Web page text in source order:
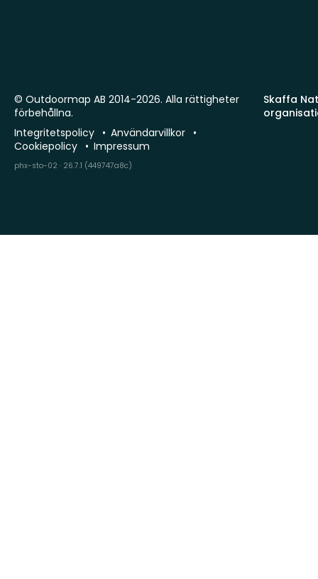
Skaffa
© Outdoormap AB 2014-2026. Alla rättigheter
förbehållna.
Integritetspolicy
Användarvillkor
Cookiepolicy
Impressum
phx-sto-02 · 26.7.1 (449747a8c)